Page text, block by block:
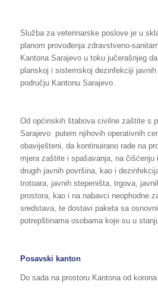
Služba za veterinarske poslove je u
planom provođenja zdravstveno-
Kantona Sarajevo u toku jučerašnjeg
planskoj i sistemskoj dezinfekciji
području Kantonu Sarajevo.
Od općinskih štabova civilne zaštite s
Sarajevo putem njihovih operativnih
obaviješteni, da kontinuirano rade na
mjera zaštite i spašavanja, na čišćenju
drugih javnih površina, kao i
trotoara, javnih stepeništa, trgova,
prostora, kao i na nabavci neophodne
sredstava, te dostavi paketa sa
potrepštinama osobama koje su u
Posavski kanton
Do sada na prostoru Kantona od